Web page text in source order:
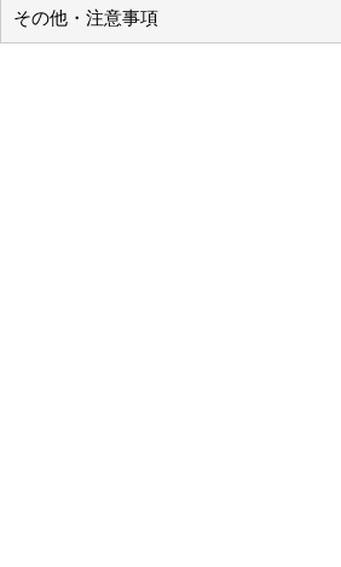
その他・注意事項